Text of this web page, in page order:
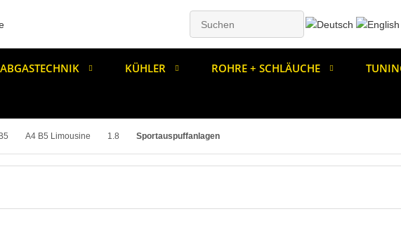
ABGASTECHNIK KÜHLER ROHRE + SCHLÄUCHE
A4 B5 Limousine 1.8 Sportauspuffanlagen